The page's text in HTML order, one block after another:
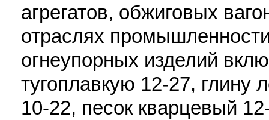
агрегатов, обжиговых
отраслях
огнеупорных изделий
тугоплавкую 12-27, глину
10-22, песок кварцевый